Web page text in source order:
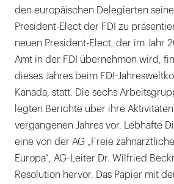
den europäischen Delegierten
President-Elect der FDI zu
neuen President-Elect, der im Jahr
Amt in der FDI übernehmen wird,
dieses Jahres beim FDI-
Kanada, statt. Die sechs
legten Berichte über ihre
vergangenen Jahres vor. Lebhafte
eine von der AG „Freie
Europa“, AG-Leiter Dr. Wilfried
Resolution hervor. Das Papier mit